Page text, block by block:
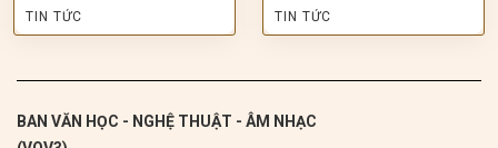
TIN TỨC TIN TỨC
BAN VĂN HỌC - NGHỆ THUẬT - ÂM NHẠC